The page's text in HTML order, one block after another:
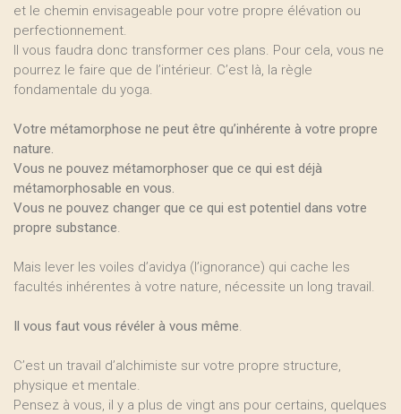
et le chemin envisageable pour votre propre élévation ou
perfectionnement.
Il vous faudra donc transformer ces plans. Pour cela, vous ne
pourrez le faire que de l’intérieur. C’est là, la règle
fondamentale du yoga.
Votre métamorphose ne peut être qu’inhérente à votre propre
nature.
Vous ne pouvez métamorphoser que ce qui est déjà
métamorphosable en vous.
Vous ne pouvez changer que ce qui est potentiel dans votre
propre substance.
Mais lever les voiles d’avidya (l’ignorance) qui cache les
facultés inhérentes à votre nature, nécessite un long travail.
Il vous faut vous révéler à vous même.
C’est un travail d’alchimiste sur votre propre structure,
physique et mentale.
Pensez à vous, il y a plus de vingt ans pour certains, quelques